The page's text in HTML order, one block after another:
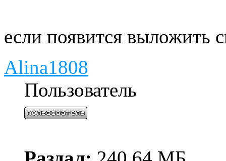
если появится выложить
Alina1808
Пользователь